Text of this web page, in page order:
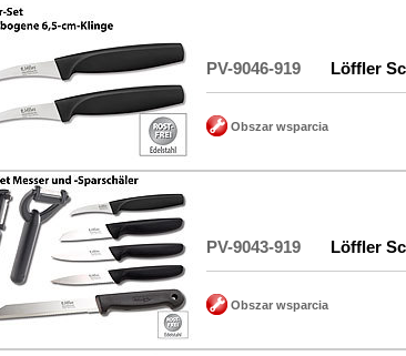
PV-9046-919 Löffler
Obszar wsparcia
PV-9043-919 Löffler
Obszar wsparcia